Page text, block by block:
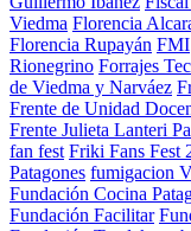
Viedma Florencia
Florencia Rupayán FMI
Rionegrino Forrajes
de Viedma y Narváez
Frente de Unidad
Frente Julieta Lanteri
fan fest Friki Fans Fest
Patagones fumigacion
Fundación Cocina
Fundación Facilitar